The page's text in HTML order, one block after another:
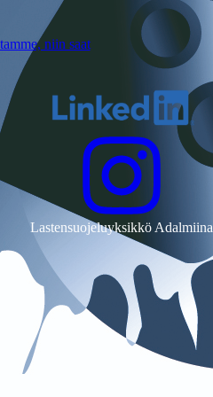
niin saat
Lastensuojeluyksikkö Adalmiina